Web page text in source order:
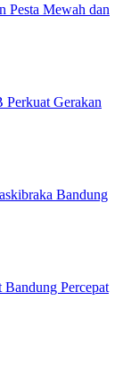
Pesta Mewah dan
Gerakan
Bandung
Percepat